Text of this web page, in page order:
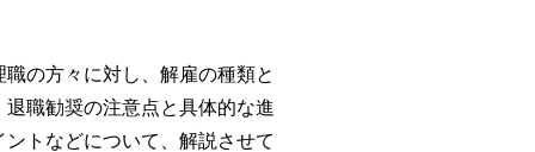
の方々に対し、解雇の種類と
職勧奨の注意点と具体的な進
トなどについて、解説させて